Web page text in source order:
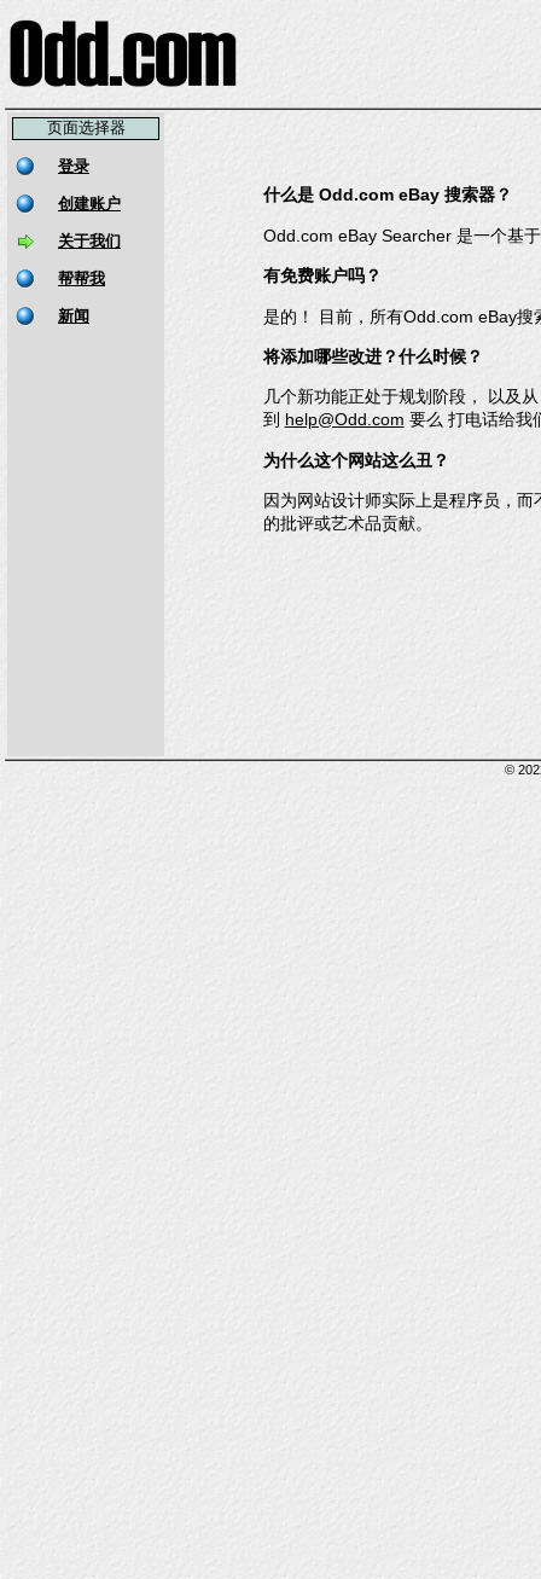
页面选择器
什么是 Odd.com eBay 搜索器？
Odd.com eBay Searcher 是一个基
有免费账户吗？
是的！ 目前，所有Odd.com eBay搜
将添加哪些改进？什么时候？
几个新功能正处于规划阶段， 以及
到 help@Odd.com 要么 打电话给我
为什么这个网站这么丑？
因为网站设计师实际上是程序员，
的批评或艺术品贡献。
©